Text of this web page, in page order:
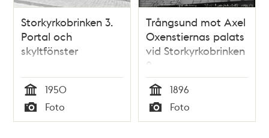
Storkyrkobrinken 3.
Portal och
skyltfönster
Tid
1950
Typ
Foto
Trångsund mot Axel
Oxenstiernas palats
vid Storkyrkobrinken
2
Tid
1896
Typ
Foto